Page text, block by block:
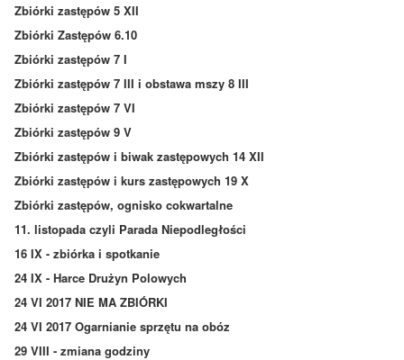
Zbiórki zastępów 5 XII
Zbiórki Zastępów 6.10
Zbiórki zastępów 7 I
Zbiórki zastępów 7 III i obstawa mszy 8 III
Zbiórki zastępów 7 VI
Zbiórki zastępów 9 V
Zbiórki zastępów i biwak zastępowych 14 XII
Zbiórki zastępów i kurs zastępowych 19 X
Zbiórki zastępów, ognisko cokwartalne
11. listopada czyli Parada Niepodległości
16 IX - zbiórka i spotkanie
24 IX - Harce Drużyn Polowych
24 VI 2017 NIE MA ZBIÓRKI
24 VI 2017 Ogarnianie sprzętu na obóz
29 VIII - zmiana godziny